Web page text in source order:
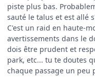
piste plus bas.
sauté le talus et est allé
C'est un raid en haute-
avertissements dans le
dois être prudent et
park, etc... tu te doutes
chaque passage un peu